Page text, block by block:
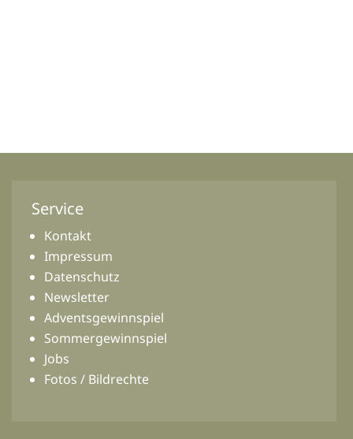
Service
Kontakt
Impressum
Datenschutz
Newsletter
Adventsgewinnspiel
Sommergewinnspiel
Jobs
Fotos / Bildrechte